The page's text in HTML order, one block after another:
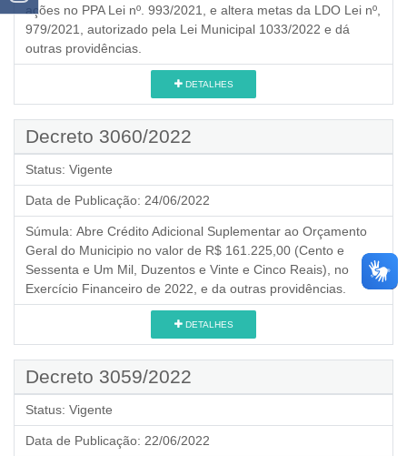
ações no PPA Lei nº. 993/2021, e altera metas da LDO Lei nº,
979/2021, autorizado pela Lei Municipal 1033/2022 e dá
outras providências.
DETALHES
Decreto 3060/2022
Status: Vigente
Data de Publicação: 24/06/2022
Súmula: Abre Crédito Adicional Suplementar ao Orçamento
Geral do Municipio no valor de R$ 161.225,00 (Cento e
Sessenta e Um Mil, Duzentos e Vinte e Cinco Reais), no
Exercício Financeiro de 2022, e da outras providências.
DETALHES
Decreto 3059/2022
Status: Vigente
Data de Publicação: 22/06/2022